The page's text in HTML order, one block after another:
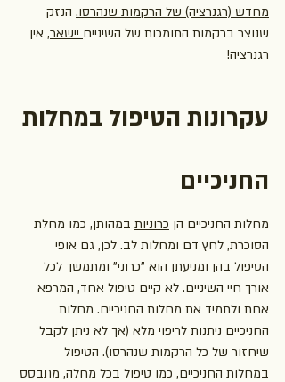
מחדש (רגנרציה) של הרקמות שנהרסו. הנזק
שנוצר ברקמות התומכות של השיניים יישאר, אין
רגנרציה!
עקרונות הטיפול במחלות
החניכיים
מחלות החניכיים הן כרוניות במהותן, כמו מחלת
הסוכרת, לחץ דם ומחלות לב. לכן, גם אופי
הטיפול בהן ומניעתן הוא "כרוני" ומתמשך לכל
אורך חיי השיניים. לא קיים טיפול אחד, המרפא
אחת ולתמיד את מחלות החניכיים. מחלות
החניכיים ניתנות לריפוי מלא (אך לא ניתן לקבל
שיחזור של כל הרקמות שנהרסו). הטיפול
במחלות החניכיים, כמו טיפול בכל מחלה, מתבסס